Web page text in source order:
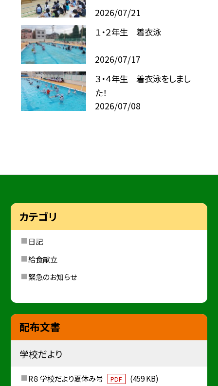
2026/07/21
１・２年生 着衣泳
2026/07/17
３・４年生 着衣泳をしまし
た！
2026/07/08
カテゴリ
日記
給食献立
緊急のお知らせ
配布文書
学校だより
R８ 学校だより夏休み号 PDF (459 KB)